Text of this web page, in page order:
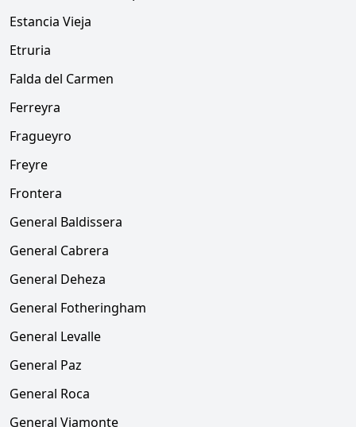
Estancia Vieja
Etruria
Falda del Carmen
Ferreyra
Fragueyro
Freyre
Frontera
General Baldissera
General Cabrera
General Deheza
General Fotheringham
General Levalle
General Paz
General Roca
General Viamonte